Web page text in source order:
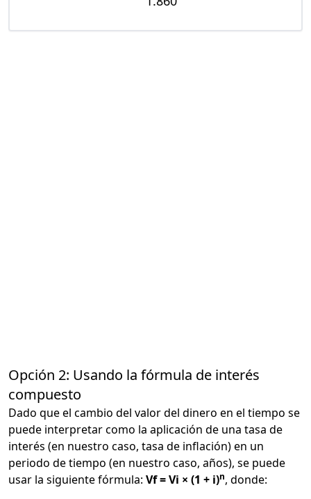
Opción 2: Usando la fórmula de interés
compuesto
Dado que el cambio del valor del dinero en el tiempo se
puede interpretar como la aplicación de una tasa de
interés (en nuestro caso, tasa de inflación) en un
periodo de tiempo (en nuestro caso, años), se puede
usar la siguiente fórmula: Vf = Vi × (1 + i)n, donde: